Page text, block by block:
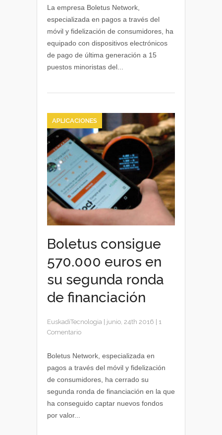
impulsa
con
móvil
en
La empresa Boletus Network,
especializada en pagos a través del
móvil y fidelización de consumidores, ha
equipado con dispositivos electrónicos
de pago de última generación a 15
puestos minoristas del...
APLICACIONES
Boletus consigue
570.000 euros en
su segunda ronda
de financiación
EuskadiTecnologia junio, 24th 2016
1
Comentario
Boletus Network, especializada en
pagos a través del móvil y fidelización
de consumidores, ha cerrado su
segunda ronda de financiación en la que
ha conseguido captar nuevos fondos
por valor...